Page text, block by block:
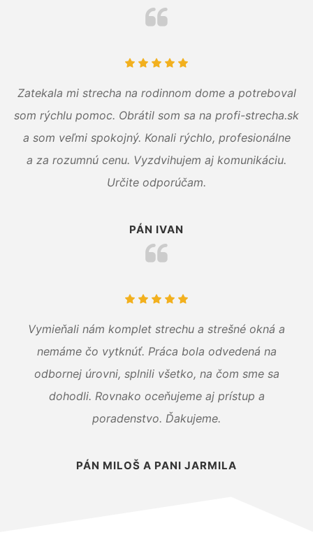
Zatekala mi strecha na rodinnom dome a potreboval
som rýchlu pomoc. Obrátil som sa na profi-strecha.sk
a som veľmi spokojný. Konali rýchlo, profesionálne
a za rozumnú cenu. Vyzdvihujem aj komunikáciu.
Určite odporúčam.
PÁN IVAN
Vymieňali nám komplet strechu a strešné okná a
nemáme čo vytknúť. Práca bola odvedená na
odbornej úrovni, splnili všetko, na čom sme sa
dohodli. Rovnako oceňujeme aj prístup a
poradenstvo. Ďakujeme.
PÁN MILOŠ A PANI JARMILA